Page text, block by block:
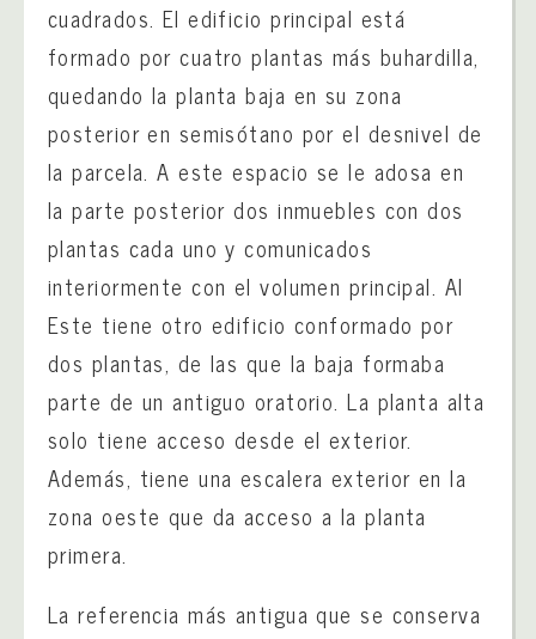
cuadrados. El edificio principal está
formado por cuatro plantas más buhardilla,
quedando la planta baja en su zona
posterior en semisótano por el desnivel de
la parcela. A este espacio se le adosa en
la parte posterior dos inmuebles con dos
plantas cada uno y comunicados
interiormente con el volumen principal. Al
Este tiene otro edificio conformado por
dos plantas, de las que la baja formaba
parte de un antiguo oratorio. La planta alta
solo tiene acceso desde el exterior.
Además, tiene una escalera exterior en la
zona oeste que da acceso a la planta
primera.
La referencia más antigua que se conserva